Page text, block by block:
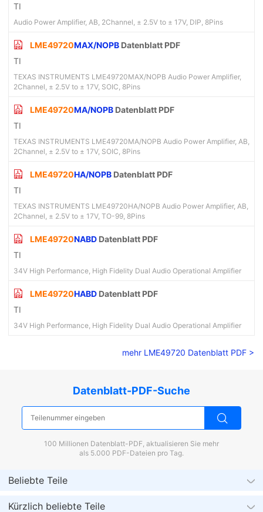
TI
Audio Power Amplifier, AB, 2Channel, ± 2.5V to ± 17V, DIP, 8Pins
LME49720MAX/NOPB Datenblatt PDF
TI
TEXAS INSTRUMENTS LME49720MAX/NOPB Audio Power Amplifier,
2Channel, ± 2.5V to ± 17V, SOIC, 8Pins
LME49720MA/NOPB Datenblatt PDF
TI
TEXAS INSTRUMENTS LME49720MA/NOPB Audio Power Amplifier, AB,
2Channel, ± 2.5V to ± 17V, SOIC, 8Pins
LME49720HA/NOPB Datenblatt PDF
TI
TEXAS INSTRUMENTS LME49720HA/NOPB Audio Power Amplifier, AB,
2Channel, ± 2.5V to ± 17V, TO-99, 8Pins
LME49720NABD Datenblatt PDF
TI
34V High Performance, High Fidelity Dual Audio Operational Amplifier
LME49720HABD Datenblatt PDF
TI
34V High Performance, High Fidelity Dual Audio Operational Amplifier
mehr LME49720 Datenblatt PDF >
Datenblatt-PDF-Suche
100 Millionen Datenblatt-PDF, aktualisieren Sie mehr
als 5.000 PDF-Dateien pro Tag.
Beliebte Teile
Kürzlich beliebte Teile